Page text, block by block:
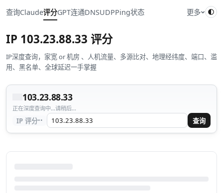
查询Claude评分GPT连通DNSUDPPing状态 更多
IP 103.23.88.33 评分
IP深度查询，家宽 or 机房 、人机流量、多源比对、地理经纬度、端口、滥
用、黑名单、全球延迟一手掌握
103.23.88.33
正在深度查询中...请稍后...
IP 评分·· 查询